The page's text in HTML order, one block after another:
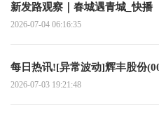
新发路观察｜春城遇青城_快播
2026-07-04 06:16:35
每日热讯![异常波动]辉丰股份
2026-07-03 19:21:48